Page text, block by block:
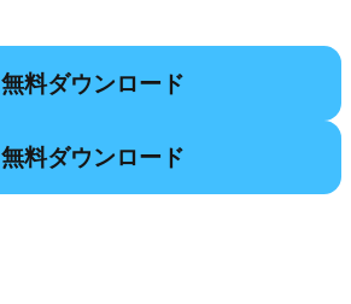
無料ダウンロード
無料ダウンロード